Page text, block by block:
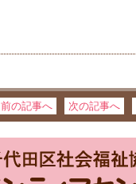
前の記事へ 次の記事へ